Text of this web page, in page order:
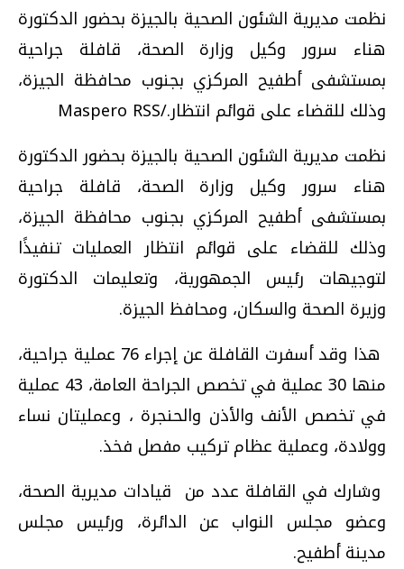
نظمت مديرية الشئون الصحية بالجيزة بحضور الدكتورة
هناء سرور وكيل وزارة الصحة، قافلة جراحية
بمستشفى أطفيح المركزي بجنوب محافظة الجيزة،
وذلك للقضاء على قوائم انتظار./Maspero RSS
نظمت مديرية الشئون الصحية بالجيزة بحضور الدكتورة
هناء سرور وكيل وزارة الصحة، قافلة جراحية
بمستشفى أطفيح المركزي بجنوب محافظة الجيزة،
وذلك للقضاء على قوائم انتظار العمليات تنفيذًا
لتوجيهات رئيس الجمهورية، وتعليمات الدكتورة
وزيرة الصحة والسكان، ومحافظ الجيزة.
هذا وقد أسفرت القافلة عن إجراء 76 عملية جراحية،
منها 30 عملية في تخصص الجراحة العامة، 43 عملية
في تخصص الأنف والأذن والحنجرة ، وعمليتان نساء
وولادة، وعملية عظام تركيب مفصل فخذ.
وشارك في القافلة عدد من قيادات مديرية الصحة،
وعضو مجلس النواب عن الدائرة، ورئيس مجلس
مدينة أطفيح.